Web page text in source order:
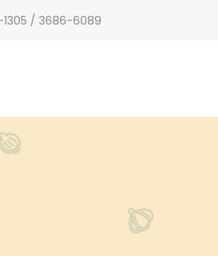
1305 / 3686-6089